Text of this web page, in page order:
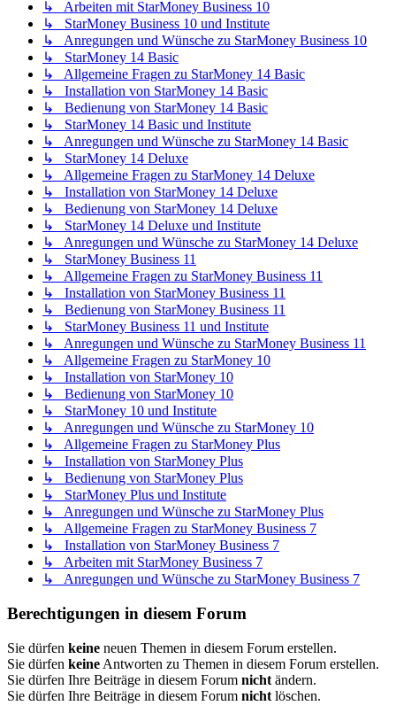
↳ Arbeiten mit StarMoney Business 10
↳ StarMoney Business 10 und Institute
↳ Anregungen und Wünsche zu StarMoney Business 10
↳ StarMoney 14 Basic
↳ Allgemeine Fragen zu StarMoney 14 Basic
↳ Installation von StarMoney 14 Basic
↳ Bedienung von StarMoney 14 Basic
↳ StarMoney 14 Basic und Institute
↳ Anregungen und Wünsche zu StarMoney 14 Basic
↳ StarMoney 14 Deluxe
↳ Allgemeine Fragen zu StarMoney 14 Deluxe
↳ Installation von StarMoney 14 Deluxe
↳ Bedienung von StarMoney 14 Deluxe
↳ StarMoney 14 Deluxe und Institute
↳ Anregungen und Wünsche zu StarMoney 14 Deluxe
↳ StarMoney Business 11
↳ Allgemeine Fragen zu StarMoney Business 11
↳ Installation von StarMoney Business 11
↳ Bedienung von StarMoney Business 11
↳ StarMoney Business 11 und Institute
↳ Anregungen und Wünsche zu StarMoney Business 11
↳ Allgemeine Fragen zu StarMoney 10
↳ Installation von StarMoney 10
↳ Bedienung von StarMoney 10
↳ StarMoney 10 und Institute
↳ Anregungen und Wünsche zu StarMoney 10
↳ Allgemeine Fragen zu StarMoney Plus
↳ Installation von StarMoney Plus
↳ Bedienung von StarMoney Plus
↳ StarMoney Plus und Institute
↳ Anregungen und Wünsche zu StarMoney Plus
↳ Allgemeine Fragen zu StarMoney Business 7
↳ Installation von StarMoney Business 7
↳ Arbeiten mit StarMoney Business 7
↳ Anregungen und Wünsche zu StarMoney Business 7
Berechtigungen in diesem Forum
Sie dürfen keine neuen Themen in diesem Forum erstellen.
Sie dürfen keine Antworten zu Themen in diesem Forum erstellen.
Sie dürfen Ihre Beiträge in diesem Forum nicht ändern.
Sie dürfen Ihre Beiträge in diesem Forum nicht löschen.